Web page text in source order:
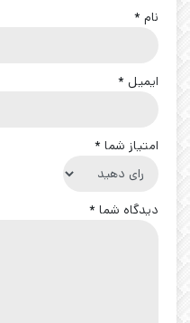
نام *
ایمیل *
امتیاز شما *
دیدگاه شما *